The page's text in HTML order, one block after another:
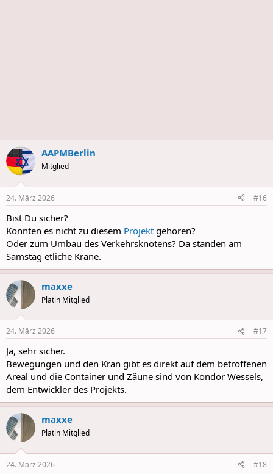
AAPMBerlin
Mitglied
24. März 2026 #16
Bist Du sicher?
Könnten es nicht zu diesem Projekt gehören?
Oder zum Umbau des Verkehrsknotens? Da standen am
Samstag etliche Krane.
maxxe
Platin Mitglied
24. März 2026 #17
Ja, sehr sicher.
Bewegungen und den Kran gibt es direkt auf dem betroffenen
Areal und die Container und Zäune sind von Kondor Wessels,
dem Entwickler des Projekts.
maxxe
Platin Mitglied
24. März 2026 #18